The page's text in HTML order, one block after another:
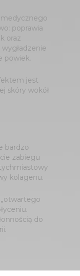
poprawia
oraz
powiek.
jest
skóry wokół
bardzo
zabiegu
kolagenu.
do